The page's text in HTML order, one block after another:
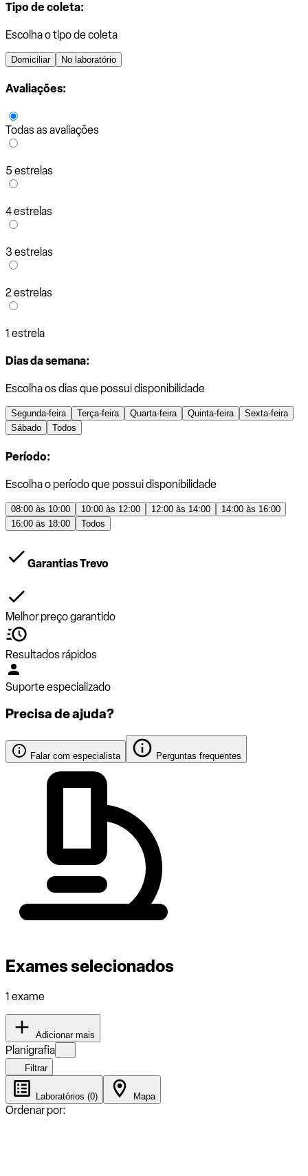
Tipo de coleta:
Escolha o tipo de coleta
Domiciliar No laboratório
Avaliações:
Todas as avaliações
5 estrelas
4 estrelas
3 estrelas
2 estrelas
1 estrela
Dias da semana:
Escolha os dias que possui disponibilidade
Segunda-feira Terça-feira Quarta-feira Quinta-feira
Sexta-feira
Sábado
Todos
Período:
Escolha o período que possui disponibilidade
08:00 às 10:00 10:00 às 12:00 12:00 às 14:00
14:00 às 16:00
16:00 às 18:00
Todos
Garantias Trevo
Melhor preço garantido
Resultados rápidos
Suporte especializado
Precisa de ajuda?
Falar com especialista Perguntas frequentes
Exames selecionados
1 exame
Adicionar mais
Planigrafia
Filtrar
Laboratórios (0) Mapa
Ordenar por: